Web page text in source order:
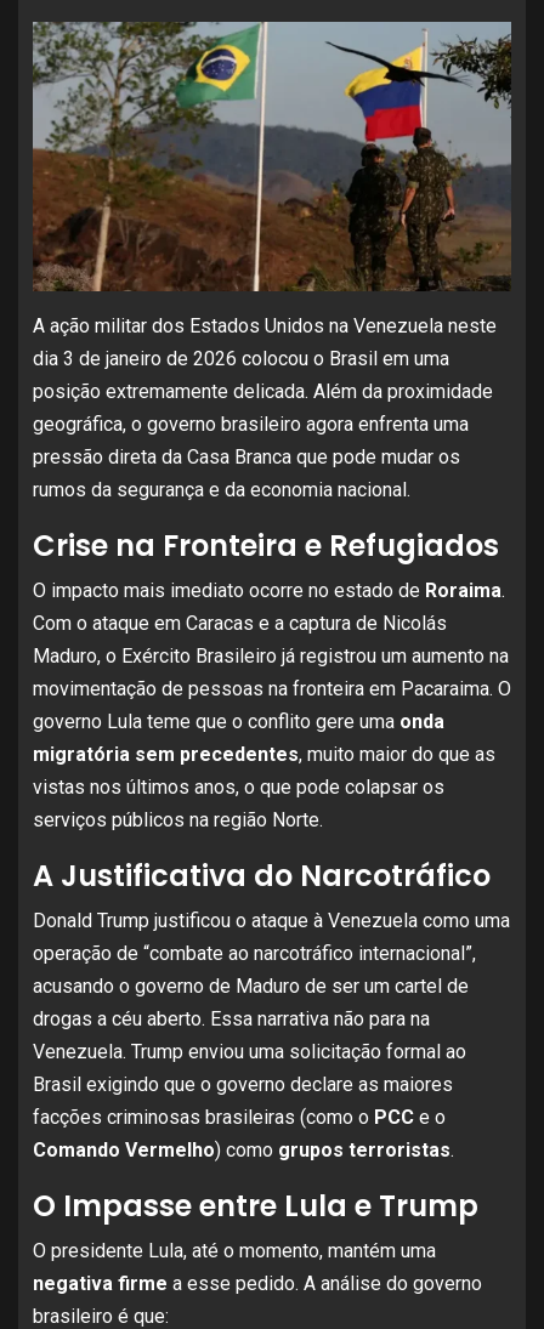
A ação militar dos Estados Unidos na Venezuela neste
dia 3 de janeiro de 2026 colocou o Brasil em uma
posição extremamente delicada. Além da proximidade
geográfica, o governo brasileiro agora enfrenta uma
pressão direta da Casa Branca que pode mudar os
rumos da segurança e da economia nacional.
Crise na Fronteira e Refugiados
O impacto mais imediato ocorre no estado de Roraima.
Com o ataque em Caracas e a captura de Nicolás
Maduro, o Exército Brasileiro já registrou um aumento na
movimentação de pessoas na fronteira em Pacaraima. O
governo Lula teme que o conflito gere uma onda
migratória sem precedentes, muito maior do que as
vistas nos últimos anos, o que pode colapsar os
serviços públicos na região Norte.
A Justificativa do Narcotráfico
Donald Trump justificou o ataque à Venezuela como uma
operação de “combate ao narcotráfico internacional”,
acusando o governo de Maduro de ser um cartel de
drogas a céu aberto. Essa narrativa não para na
Venezuela. Trump enviou uma solicitação formal ao
Brasil exigindo que o governo declare as maiores
facções criminosas brasileiras (como o PCC e o
Comando Vermelho) como grupos terroristas.
O Impasse entre Lula e Trump
O presidente Lula, até o momento, mantém uma
negativa firme a esse pedido. A análise do governo
brasileiro é que: